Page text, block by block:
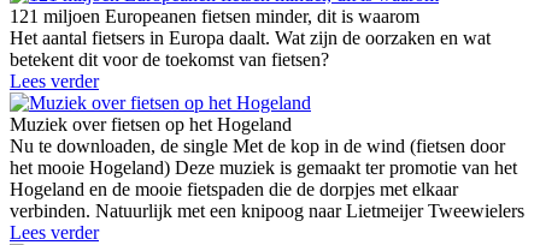
121 miljoen Europeanen fietsen minder, dit is waarom
Het aantal fietsers in Europa daalt. Wat zijn de oorzaken en wat
betekent dit voor de toekomst van fietsen?
Lees verder
Muziek over fietsen op het Hogeland
Nu te downloaden, de single Met de kop in de wind (fietsen door
het mooie Hogeland) Deze muziek is gemaakt ter promotie van het
Hogeland en de mooie fietspaden die de dorpjes met elkaar
verbinden. Natuurlijk met een knipoog naar Lietmeijer Tweewielers
Lees verder